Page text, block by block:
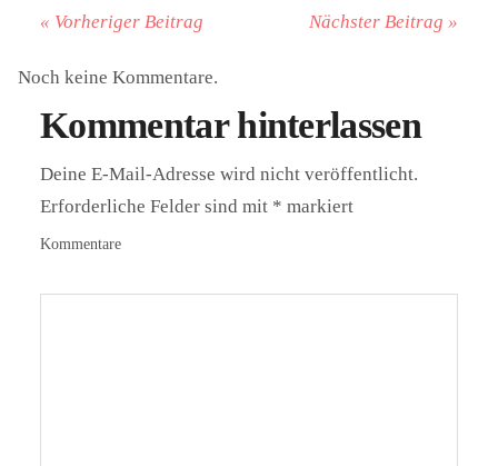
« Vorheriger Beitrag Nächster Beitrag »
Noch keine Kommentare.
Kommentar hinterlassen
Deine E-Mail-Adresse wird nicht veröffentlicht.
Erforderliche Felder sind mit * markiert
Kommentare